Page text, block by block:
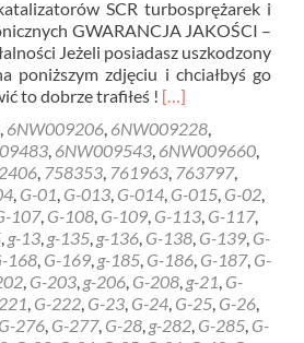
SCR turbosprężarek i
GWARANCJA JAKOŚCI –
Jeżeli posiadasz uszkodzony
poniższym zdjęciu i chciałbyś go
to dobrze trafiłeś ! Read
about
REGENERACJA
STEROWNIK
HELLA
GARRETT
6NW009228
Bydgoszcz
[…]
, 6NW009206, 6NW009228,
, 6NW009543, 6NW009660,
, 758353, 761963, 763797,
, G-01, G-013, G-014, G-015, G-02,
107, G-108, G-109, G-113, G-117,
, g-13, g-135, g-136, G-138, G-139, G-
168, G-169, g-185, G-186, G-187, G-
, G-203, g-206, G-208, g-21, G-
, G-222, G-23, G-24, G-25, G-26,
G-276, G-277, G-28, g-282, G-285, G-